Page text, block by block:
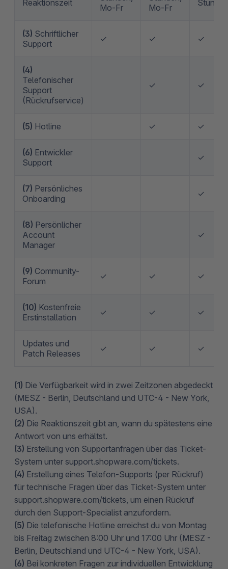
Reaktionszeit
Mo-Fr
Mo-Fr
Stunde
(3) Schriftlicher
Support
✓ ✓ ✓
(4)
Telefonischer
Support
(Rückrufservice)
✓ ✓
(5) Hotline ✓ ✓
(6) Entwickler
Support
✓
(7) Persönliches
Onboarding
✓
(8) Persönlicher
Account
Manager
✓
(9) Community-
Forum
✓ ✓ ✓
(10) Kostenfreie
Erstinstallation
✓ ✓ ✓
Updates und
Patch Releases
✓ ✓ ✓
(1) Die Verfügbarkeit wird in zwei Zeitzonen abgedeckt
(MESZ - Berlin, Deutschland und UTC-4 - New York,
USA).
(2) Die Reaktionszeit gibt an, wann du spätestens eine
Antwort von uns erhältst.
(3) Erstellung von Supportanfragen über das Ticket-
System unter support.shopware.com/tickets.
(4) Erstellung eines Telefon-Supports (per Rückruf)
für technische Fragen über das Ticket-System unter
support.shopware.com/tickets, um einen Rückruf
durch den Support-Specialist anzufordern.
(5) Die telefonische Hotline erreichst du von Montag
bis Freitag zwischen 8:00 Uhr und 17:00 Uhr (MESZ -
Berlin, Deutschland und UTC-4 - New York, USA).
(6) Bei konkreten Fragen zur individuellen Entwicklung